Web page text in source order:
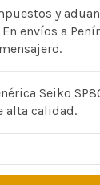
y
envíos a
Seiko
alta calidad.